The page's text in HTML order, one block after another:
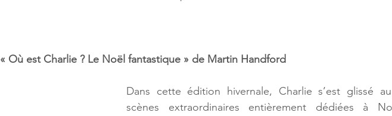
« Où est Charlie ? Le Noël fantastique » de Martin Handford
Dans cette édition hivernale, Charlie s’est glissé
scènes extraordinaires entièrement dédiées à